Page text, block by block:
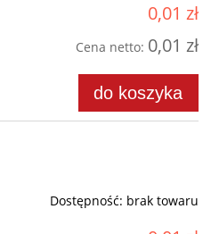
0,01 zł
Cena netto: 0,01 zł
do koszyka
Dostępność: brak towaru